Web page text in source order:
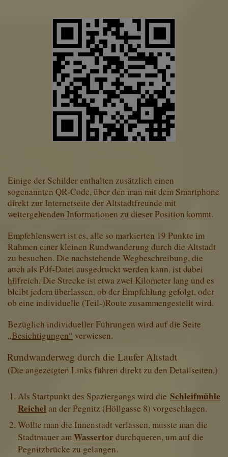
Einige der Schilder enthalten zusätzlich einen
sogenannten QR-Code, über den man mit dem Smartphone
direkt zur Internetseite der Altstadtfreunde mit
weitergehenden Informationen zu dieser Position kommt.
Empfehlenswert ist es, alle so markierten 19 Punkte im
Rahmen einer kleinen Rundwanderung durch die Altstadt
zu besuchen. Die nachstehende Wegbeschreibung, die
auch als Pdf-Datei ausgedruckt werden kann, ist dabei
hilfreich. Die Strecke ist etwa zwei Kilometer lang und es
bleibt jedem überlassen, ob der Empfehlung gefolgt, oder
ob eine individuelle (Teil-)Route zusammengestellt wird.
Bezüglich individueller Führungen wird auf die Seite
„Besichtigungen“ verwiesen.
Rundwanderweg durch die Laufer Altstadt
(Die angezeigten Links führen direkt zu den Detailseiten.)
Als Startpunkt des Spaziergangs wird die Schleifmühle
Reichel an der Pegnitz (Höllgasse 8) vorgeschlagen.
Wollte man die Innenstadt verlassen, musste man die
Stadtmauer amWassertordurchqueren, um auf die
Pegnitzbrücke zu gelangen.